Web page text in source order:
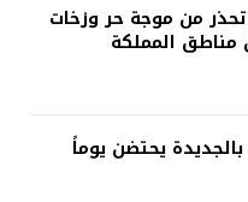
تحذر من موجة حر وزخات
مناطق المملكة
يحتضن يوماً